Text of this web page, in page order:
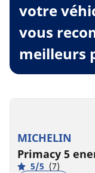
votre
vous
meilleurs
MICHELIN
Primacy 5
5/5 (7)